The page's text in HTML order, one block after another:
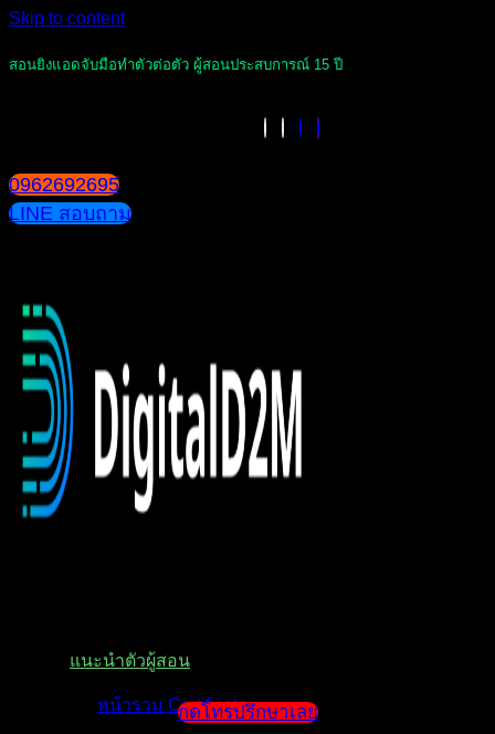
Skip to content
สอนยิงแอดจับมือทำตัวต่อตัว ผู้สอนประสบการณ์ 15 ปี
0962692695
LINE สอบถาม
แนะนำตัวผู้สอน
หน้ารวม Certificateกดโทรปรึกษาเลย